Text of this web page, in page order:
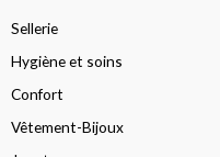
Sellerie
Hygiène et soins
Confort
Vêtement-Bijoux